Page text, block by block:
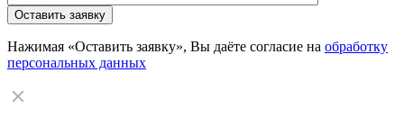
Нажимая «Оставить заявку», Вы даёте согласие на обработку
персональных данных